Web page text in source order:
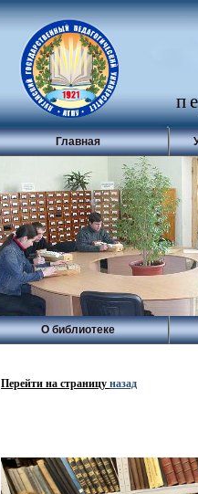
Главная
О библиотеке
Перейти на страницу назад